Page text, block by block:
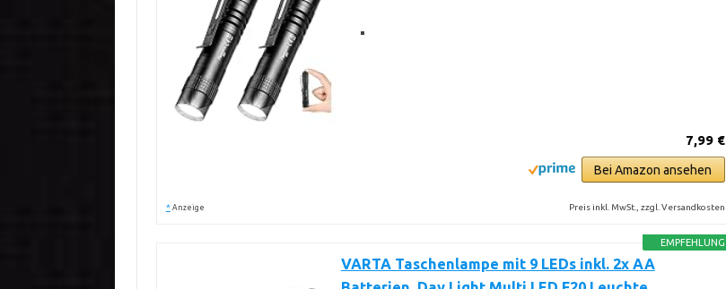
7,99 €
Bei Amazon ansehen
* Anzeige Preis inkl. MwSt., zzgl. Versandkosten
EMPFEHLUNG
VARTA Taschenlampe mit 9 LEDs inkl. 2x AA